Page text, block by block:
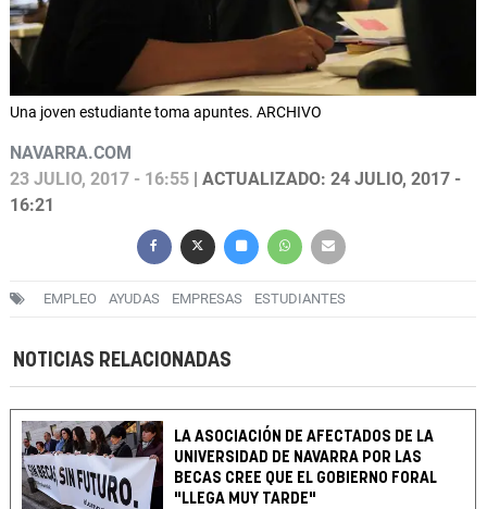
Una joven estudiante toma apuntes. ARCHIVO
NAVARRA.COM
23 JULIO, 2017 - 16:55 | ACTUALIZADO: 24 JULIO, 2017 -
16:21
EMPLEO AYUDAS EMPRESAS ESTUDIANTES
NOTICIAS RELACIONADAS
LA ASOCIACIÓN DE AFECTADOS DE LA
UNIVERSIDAD DE NAVARRA POR LAS
BECAS CREE QUE EL GOBIERNO FORAL
"LLEGA MUY TARDE"